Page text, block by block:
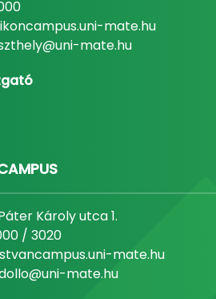
mate.hu
mate.hu
Károly utca 1.
/ 3020
mate.hu
mate.hu